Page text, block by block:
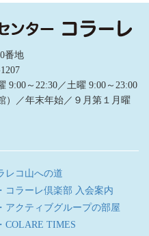
番地
9:00～22:30／土曜 9:00～23:00
）／年末年始／９月第１月曜
レコ山への道
・コラーレ倶楽部 入会案内
・アクティブグループの部屋
・COLARE TIMES